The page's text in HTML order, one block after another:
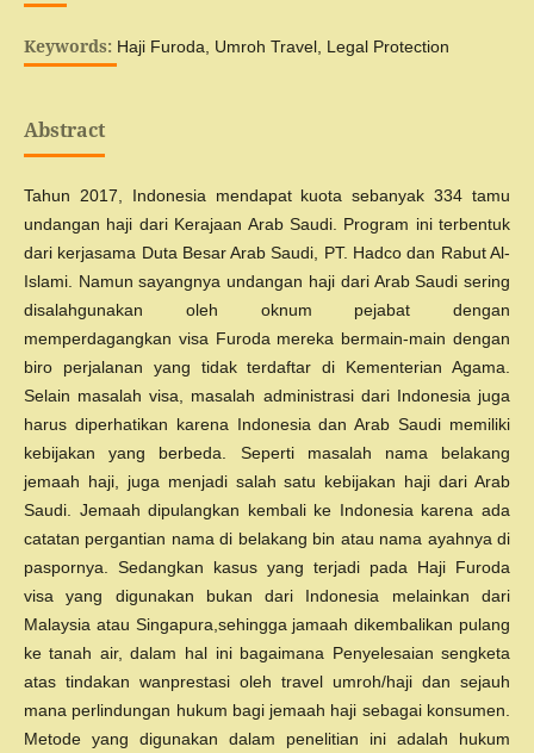
Keywords: Haji Furoda, Umroh Travel, Legal Protection
Abstract
Tahun 2017, Indonesia mendapat kuota sebanyak 334 tamu
undangan haji dari Kerajaan Arab Saudi. Program ini terbentuk
dari kerjasama Duta Besar Arab Saudi, PT. Hadco dan Rabut Al-
Islami. Namun sayangnya undangan haji dari Arab Saudi sering
disalahgunakan oleh oknum pejabat dengan
memperdagangkan visa Furoda mereka bermain-main dengan
biro perjalanan yang tidak terdaftar di Kementerian Agama.
Selain masalah visa, masalah administrasi dari Indonesia juga
harus diperhatikan karena Indonesia dan Arab Saudi memiliki
kebijakan yang berbeda. Seperti masalah nama belakang
jemaah haji, juga menjadi salah satu kebijakan haji dari Arab
Saudi. Jemaah dipulangkan kembali ke Indonesia karena ada
catatan pergantian nama di belakang bin atau nama ayahnya di
paspornya. Sedangkan kasus yang terjadi pada Haji Furoda
visa yang digunakan bukan dari Indonesia melainkan dari
Malaysia atau Singapura,sehingga jamaah dikembalikan pulang
ke tanah air, dalam hal ini bagaimana Penyelesaian sengketa
atas tindakan wanprestasi oleh travel umroh/haji dan sejauh
mana perlindungan hukum bagi jemaah haji sebagai konsumen.
Metode yang digunakan dalam penelitian ini adalah hukum